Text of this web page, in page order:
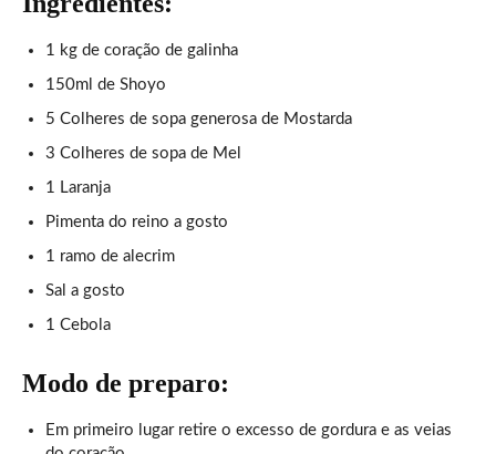
1 kg de coração de galinha
150ml de Shoyo
5 Colheres de sopa generosa de Mostarda
3 Colheres de sopa de Mel
1 Laranja
Pimenta do reino a gosto
1 ramo de alecrim
Sal a gosto
1 Cebola
Modo de preparo:
Em primeiro lugar retire o excesso de gordura e as veias